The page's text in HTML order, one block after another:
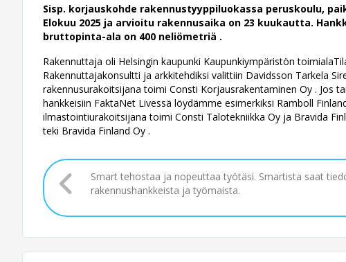
Sisp. korjauskohde rakennustyyppiluokassa peruskoulu,
Elokuu 2025 ja arvioitu rakennusaika on 23 kuukautta.
bruttopinta-ala on 400 neliömetriä .
Rakennuttaja oli Helsingin kaupunki Kaupunkiympäristön
Rakennuttajakonsultti ja arkkitehdiksi valittiin Davidsson Tarkela
rakennusurakoitsijana toimi Consti Korjausrakentaminen Oy . Jos
hankkeisiin FaktaNet Livessä löydämme esimerkiksi Ramboll
ilmastointiurakoitsijana toimi Consti Talotekniikka Oy ja Bravida
teki Bravida Finland Oy .
Smart tehostaa ja nopeuttaa työtäsi. Smartista saat
rakennushankkeista ja työmaista.